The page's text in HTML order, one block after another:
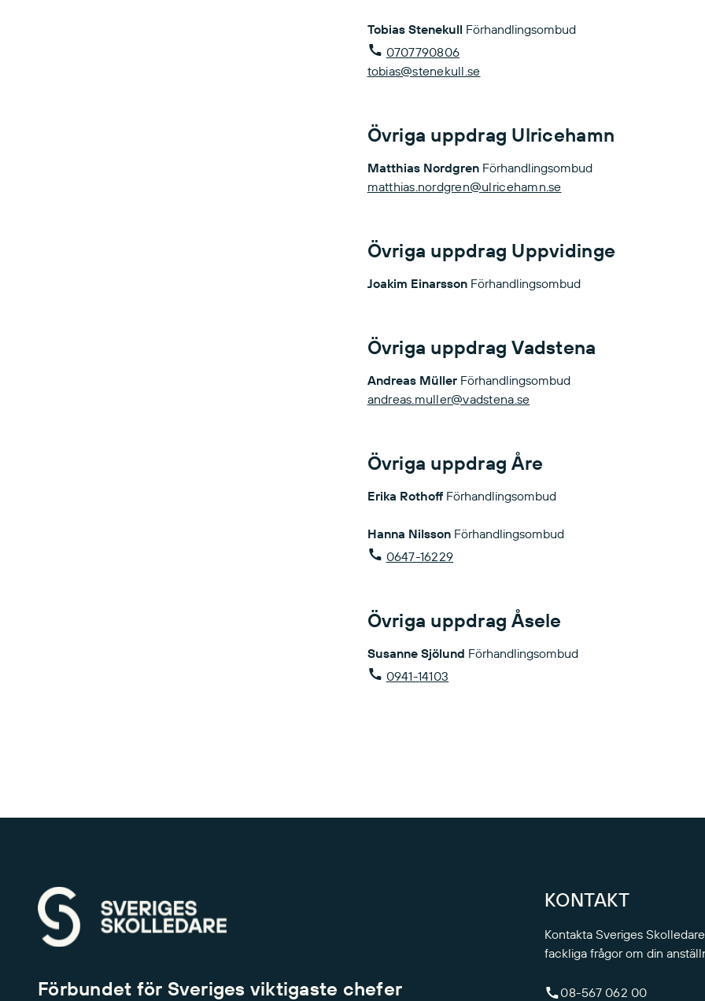
Tobias Stenekull Förhandlingsombud
0707790806
tobias@stenekull.se
Övriga uppdrag Ulricehamn
Matthias Nordgren Förhandlingsombud
matthias.nordgren@ulricehamn.se
Övriga uppdrag Uppvidinge
Joakim Einarsson Förhandlingsombud
Övriga uppdrag Vadstena
Andreas Müller Förhandlingsombud
andreas.muller@vadstena.se
Övriga uppdrag Åre
Erika Rothoff Förhandlingsombud
Hanna Nilsson Förhandlingsombud
0647-16229
Övriga uppdrag Åsele
Susanne Sjölund Förhandlingsombud
0941-14103
Förbundet för Sveriges viktigaste chefer
KONTAKT
Kontakta Sveriges
fackliga frågor om din
08-567 062 00